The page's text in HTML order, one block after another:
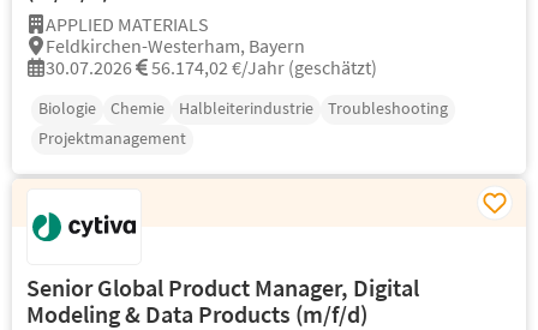
APPLIED MATERIALS
Feldkirchen-Westerham, Bayern
30.07.2026
56.174,02 €/Jahr (geschätzt)
Biologie Chemie Halbleiterindustrie
Troubleshooting
Projektmanagement
Senior Global Product Manager, Digital
Modeling & Data Products (m/f/d)